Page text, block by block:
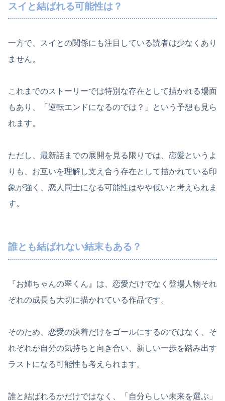
スイと結ばれる可能性は？
一方で、スイとの関係にも注目している読者は少なくあり
ません。
これまでのストーリーでは特別な存在として描かれる場面
もあり、「逆転エンドになるのでは？」という予想も見ら
れます。
ただし、最新話までの展開を見る限りでは、恋愛というよ
りも、お互いを理解し支え合う存在として描かれている印
象が強く、恋人同士になる可能性はやや低いと考えられま
す。
誰とも結ばれない結末もある？
『お姉ちゃんの翠くん』は、恋愛だけでなく登場人物それ
ぞれの成長も大切に描かれている作品です。
そのため、恋愛の決着だけをゴールにするのではなく、そ
れぞれが自分の気持ちと向き合い、新しい一歩を踏み出す
ラストになる可能性も考えられます。
誰と結ばれるかだけではなく、「自分らしい未来を選ぶ」